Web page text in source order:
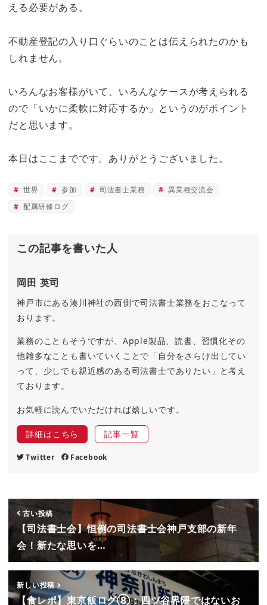
える必要がある。
不動産登記の入り口ぐらいのことは伝えられたのかも
しれません。
いろんなお客様がいて、いろんなケースが考えられる
ので 「いかに柔軟に対応するか」というのがポイント
だと思います。
本日はここまでです。ありがとうございました。
世界 参加 司法書士業務
異業種交流会
配属研修ログ
この記事を書いた人
岡田 英司
神戸市にある湊川神社の西側で司法書士業務をおこなって
おります。
業務のこともそうですが、Apple製品、読書、習慣化その
他雑多なことも書いていくことで「自分をさらけ出してい
って、少しでも親近感のある司法書士でありたい」と考え
ております。
お気軽に読んでいただければ嬉しいです。
詳細はこちら 記事一覧
Twitter Facebook
古い投稿
【司法書士会】恒例の司法書士会神戸支部の新年
会！新たな思いを…
新しい投稿
【食レポ】東京飯ログ⑧：四ツ谷界隈ではないお